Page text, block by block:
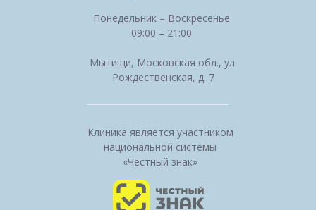
Клиника является участником
национальной системы
«Честный знак»
Понедельник – Воскресенье
09:00 – 21:00
Мытищи, Московская обл., ул.
Рождественская, д. 7